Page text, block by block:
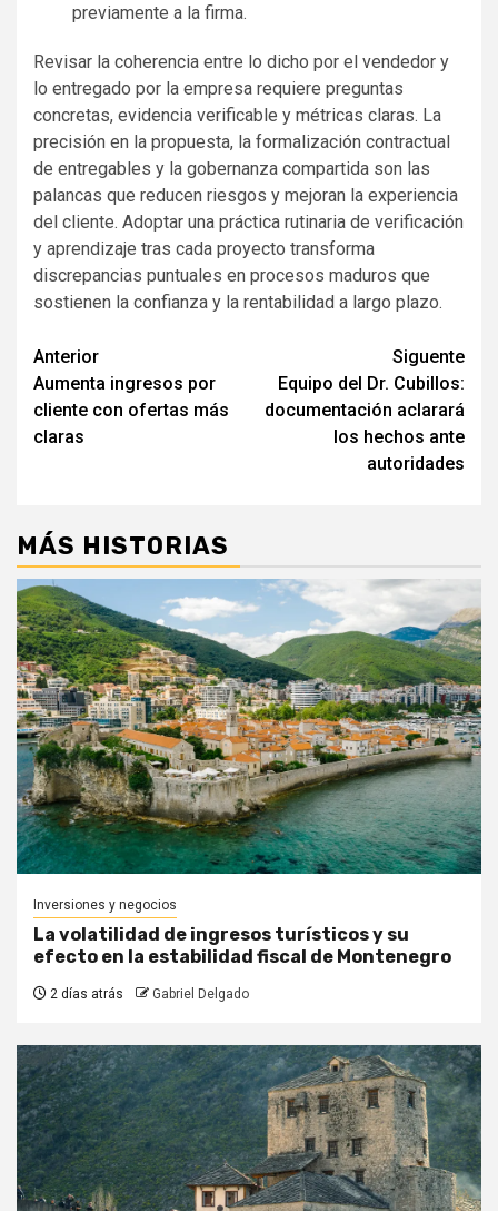
previamente a la firma.
Revisar la coherencia entre lo dicho por el vendedor y
lo entregado por la empresa requiere preguntas
concretas, evidencia verificable y métricas claras. La
precisión en la propuesta, la formalización contractual
de entregables y la gobernanza compartida son las
palancas que reducen riesgos y mejoran la experiencia
del cliente. Adoptar una práctica rutinaria de verificación
y aprendizaje tras cada proyecto transforma
discrepancias puntuales en procesos maduros que
sostienen la confianza y la rentabilidad a largo plazo.
Navegación
de
entradas
Anterior
Aumenta ingresos por
cliente con ofertas más
claras
Siguente
Equipo del Dr. Cubillos:
documentación aclarará
los hechos ante
autoridades
MÁS HISTORIAS
Inversiones y negocios
La volatilidad de ingresos turísticos y su
efecto en la estabilidad fiscal de Montenegro
2 días atrás Gabriel Delgado